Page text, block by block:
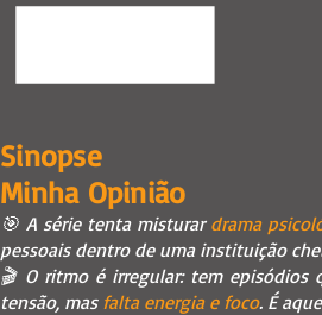
Sinopse
Minha Opinião
🎯 A série tenta misturar drama
pessoais dentro de uma instituição
🎬 O ritmo é irregular: tem episódios
tensão, mas falta energia e foco. É